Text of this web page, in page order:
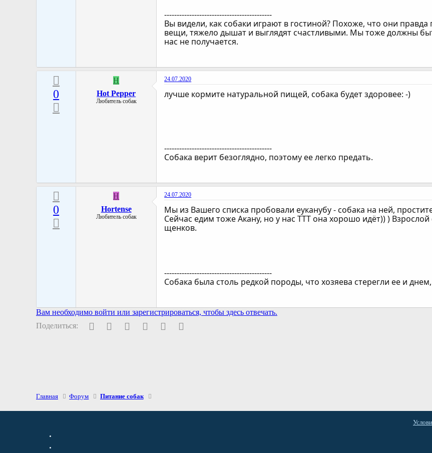
-------------------------------------------
Вы видели, как собаки играют в гостиной? Похоже, что они
вещи, тяжело дышат и выглядят счастливыми. Мы тоже должны
нас не получается.
0
H
Hot Pepper
Любитель собак
24.07.2020
лучше кормите натуральной пищей, собака будет здоровее: -)
-------------------------------------------
Собака верит безоглядно, поэтому ее легко предать.
0
H
Hortense
Любитель собак
24.07.2020
Мы из Вашего списка пробовали еуканубу - собака на ней,
Сейчас едим тоже Акану, но у нас ТТТ она хорошо идёт)) )
щенков.
-------------------------------------------
Собака была столь редкой породы, что хозяева стерегли ее и
Вам необходимо войти или зарегистрироваться, чтобы здесь отвечать.
Поделиться:
Facebook
Twitter PinterestWhatsAppЭлектронная почта
Главная Форум Питание собак